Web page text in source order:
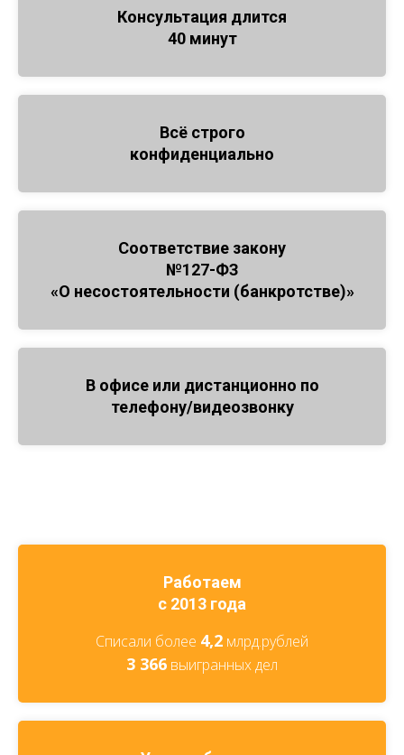
Консультация длится
40 минут
Всё строго
конфиденциально
Соответствие закону
№127-ФЗ
«О несостоятельности (банкротстве)»
В офисе или дистанционно по
телефону/видеозвонку
Работаем
с 2013 года
Списали более 4,2 млрд.рублей
3 366 выигранных дел